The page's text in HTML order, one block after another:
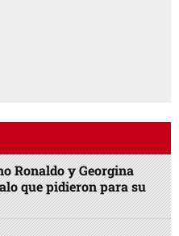
Ronaldo y Georgina
que pidieron para su